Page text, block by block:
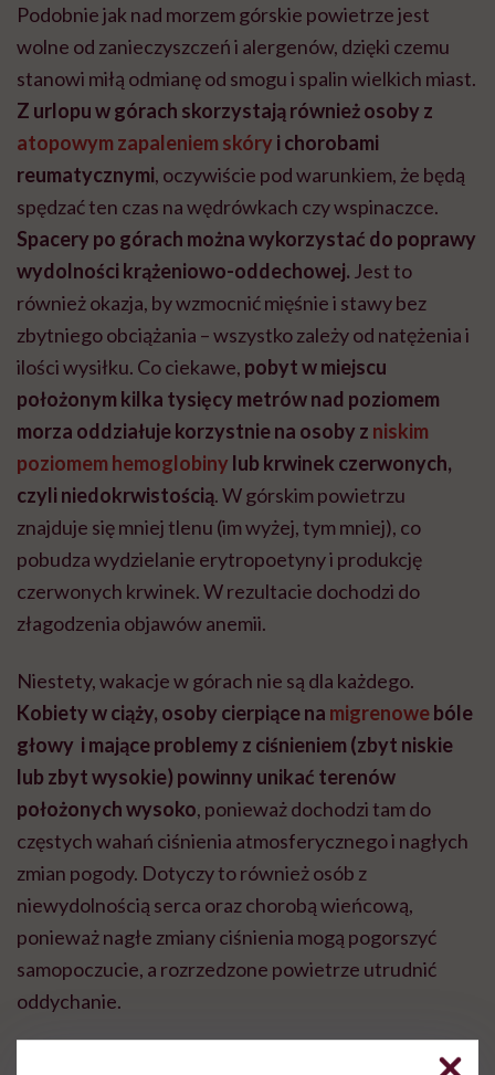
Podobnie jak nad morzem górskie powietrze jest
wolne od zanieczyszczeń i alergenów, dzięki czemu
stanowi miłą odmianę od smogu i spalin wielkich miast.
Z urlopu w górach skorzystają również osoby z
atopowym zapaleniem skóry i chorobami
reumatycznymi, oczywiście pod warunkiem, że będą
spędzać ten czas na wędrówkach czy wspinaczce.
Spacery po górach można wykorzystać do poprawy
wydolności krążeniowo-oddechowej. Jest to
również okazja, by wzmocnić mięśnie i stawy bez
zbytniego obciążania – wszystko zależy od natężenia i
ilości wysiłku. Co ciekawe, pobyt w miejscu
położonym kilka tysięcy metrów nad poziomem
morza oddziałuje korzystnie na osoby z niskim
poziomem hemoglobiny lub krwinek czerwonych,
czyli niedokrwistością. W górskim powietrzu
znajduje się mniej tlenu (im wyżej, tym mniej), co
pobudza wydzielanie erytropoetyny i produkcję
czerwonych krwinek. W rezultacie dochodzi do
złagodzenia objawów anemii.
Niestety, wakacje w górach nie są dla każdego.
Kobiety w ciąży, osoby cierpiące na migrenowebóle
głowy i mające problemy z ciśnieniem (zbyt niskie
lub zbyt wysokie) powinny unikać terenów
położonych wysoko, ponieważ dochodzi tam do
częstych wahań ciśnienia atmosferycznego i nagłych
zmian pogody. Dotyczy to również osób z
niewydolnością serca oraz chorobą wieńcową,
ponieważ nagłe zmiany ciśnienia mogą pogorszyć
samopoczucie, a rozrzedzone powietrze utrudnić
oddychanie.